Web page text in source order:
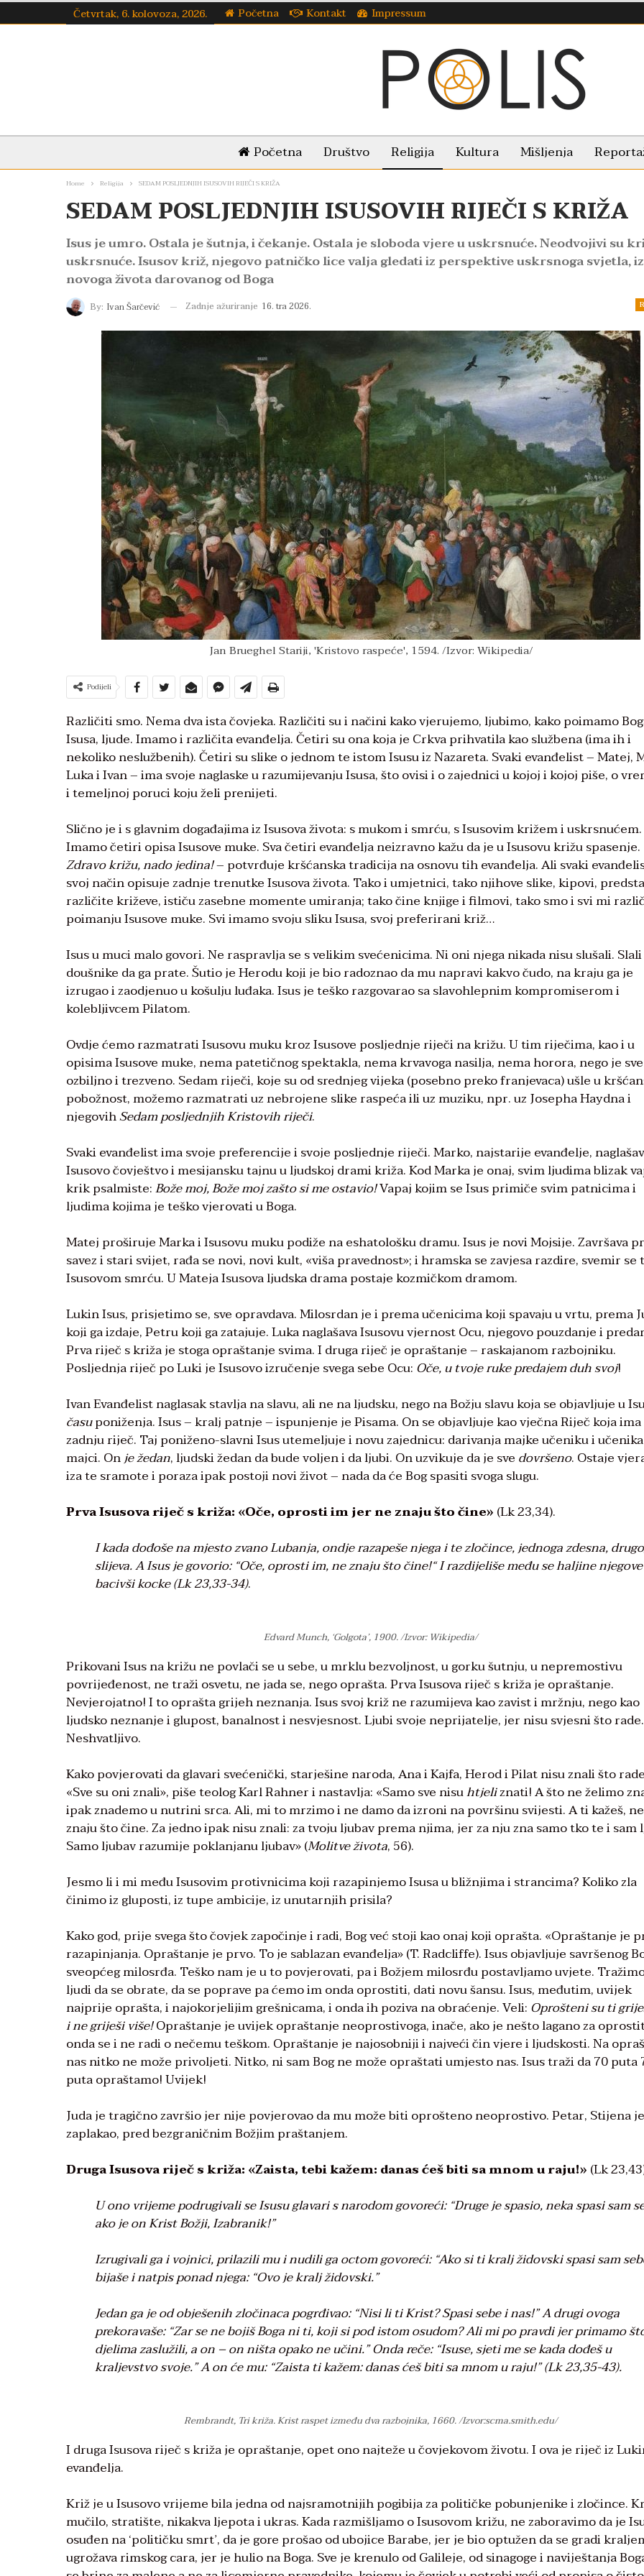
Četvrtak, 6. kolovoza, 2026. Početna Kontakt Impressum
Početna Društvo Religija Kultura Mišljenja
Home Religija SEDAM POSLJEDNJIH ISUSOVIH RIJEČI S KRIŽA
SEDAM POSLJEDNJIH ISUSOVIH RIJEČI S KRIŽA
Isus je umro. Ostala je šutnja, i čekanje. Ostala je sloboda vjere u uskrsnuće. Neodvojivi su
uskrsnuće. Isusov križ, njegovo patničko lice valja gledati iz perspektive uskrsnoga svjetla, iz
novoga života darovanog od Boga
By: Ivan Šarčević Zadnje ažuriranje 16. tra 2026.
Jan Brueghel Stariji, 'Kristovo raspeće', 1594. /Izvor: Wikipedia/
Podijeli
Različiti smo. Nema dva ista čovjeka. Različiti su i načini kako vjerujemo, ljubimo, kako poimamo
Isusa, ljude. Imamo i različita evanđelja. Četiri su ona koja je Crkva prihvatila kao službena (ima ih i
nekoliko neslužbenih). Četiri su slike o jednom te istom Isusu iz Nazareta. Svaki evanđelist – Matej,
Luka i Ivan – ima svoje naglaske u razumijevanju Isusa, što ovisi i o zajednici u kojoj i kojoj piše, o
i temeljnoj poruci koju želi prenijeti.
Slično je i s glavnim događajima iz Isusova života: s mukom i smrću, s Isusovim križem i uskrsnućem.
Imamo četiri opisa Isusove muke. Sva četiri evanđelja neizravno kažu da je u Isusovu križu spasenje.
Zdravo križu, nado jedina!– potvrđuje kršćanska tradicija na osnovu tih evanđelja. Ali svaki
svoj način opisuje zadnje trenutke Isusova života. Tako i umjetnici, tako njihove slike, kipovi,
različite križeve, ističu zasebne momente umiranja; tako čine knjige i filmovi, tako smo i svi mi
poimanju Isusove muke. Svi imamo svoju sliku Isusa, svoj preferirani križ…
Isus u muci malo govori. Ne raspravlja se s velikim svećenicima. Ni oni njega nikada nisu slušali.
doušnike da ga prate. Šutio je Herodu koji je bio radoznao da mu napravi kakvo čudo, na kraju ga je
izrugao i zaodjenuo u košulju luđaka. Isus je teško razgovarao sa slavohlepnim kompromiserom i
kolebljivcem Pilatom.
Ovdje ćemo razmatrati Isusovu muku kroz Isusove posljednje riječi na križu. U tim riječima, kao i u
opisima Isusove muke, nema patetičnog spektakla, nema krvavoga nasilja, nema horora, nego je sve
ozbiljno i trezveno. Sedam riječi, koje su od srednjeg vijeka (posebno preko franjevaca) ušle u
pobožnost, možemo razmatrati uz nebrojene slike raspeća ili uz muziku, npr. uz Josepha Haydna i
njegovihSedam posljednjih Kristovih riječi.
Svaki evanđelist ima svoje preferencije i svoje posljednje riječi. Marko, najstarije evanđelje,
Isusovo čovještvo i mesijansku tajnu u ljudskoj drami križa. Kod Marka je onaj, svim ljudima blizak
krik psalmiste:Bože moj, Bože moj zašto si me ostavio!Vapaj kojim se Isus primiče svim patnicima i
ljudima kojima je teško vjerovati u Boga.
Matej proširuje Marka i Isusovu muku podiže na eshatološku dramu. Isus je novi Mojsije. Završava
savez i stari svijet, rađa se novi, novi kult, «viša pravednost»; i hramska se zavjesa razdire, svemir se
Isusovom smrću. U Mateja Isusova ljudska drama postaje kozmičkom dramom.
Lukin Isus, prisjetimo se, sve opravdava. Milosrdan je i prema učenicima koji spavaju u vrtu, prema
koji ga izdaje, Petru koji ga zatajuje. Luka naglašava Isusovu vjernost Ocu, njegovo pouzdanje i
Prva riječ s križa je stoga opraštanje svima. I druga riječ je opraštanje – raskajanom razbojniku.
Posljednja riječ po Luki je Isusovo izručenje svega sebe Ocu: Oče, u tvoje ruke predajem duh svoj!
Ivan Evanđelist naglasak stavlja na slavu, ali ne na ljudsku, nego na Božju slavu koja se objavljuje u
časuponiženja. Isus – kralj patnje – ispunjenje je Pisama. On se objavljuje kao vječna Riječ koja ima
zadnju riječ. Taj poniženo-slavni Isus utemeljuje i novu zajednicu: darivanja majke učeniku i učenika
majci. Onje žedan, ljudski žedan da bude voljen i da ljubi. On uzvikuje da je sve dovršeno. Ostaje
iza te sramote i poraza ipak postoji novi život – nada da će Bog spasiti svoga slugu.
Prva Isusova riječ s križa: «Oče, oprosti im jer ne znaju što čine» (Lk 23,34).
I kada dođoše na mjesto zvano Lubanja, ondje razapeše njega i te zločince, jednoga zdesna,
slijeva. A Isus je govorio: “Oče, oprosti im, ne znaju što čine!“I razdijeliše među se haljine njegove
bacivši kocke (Lk 23,33-34).
Edvard Munch, ‘Golgota’, 1900. /Izvor: Wikipedia/
Prikovani Isus na križu ne povlači se u sebe, u mrklu bezvoljnost, u gorku šutnju, u nepremostivu
povrijeđenost, ne traži osvetu, ne jada se, nego oprašta. Prva Isusova riječ s križa je opraštanje.
Nevjerojatno! I to oprašta grijeh neznanja. Isus svoj križ ne razumijeva kao zavist i mržnju, nego kao
ljudsko neznanje i glupost, banalnost i nesvjesnost. Ljubi svoje neprijatelje, jer nisu svjesni što rade.
Neshvatljivo.
Kako povjerovati da glavari svećenički, starješine naroda, Ana i Kajfa, Herod i Pilat nisu znali što
«Sve su oni znali», piše teolog Karl Rahner i nastavlja: «Samo sve nisuhtjeliznati! A što ne želimo
ipak znademo u nutrini srca. Ali, mi to mrzimo i ne damo da izroni na površinu svijesti. A ti kažeš, ne
znaju što čine. Za jedno ipak nisu znali: za tvoju ljubav prema njima, jer za nju zna samo tko te i sam
Samo ljubav razumije poklanjanu ljubav» (Molitve života, 56).
Jesmo li i mi među Isusovim protivnicima koji razapinjemo Isusa u bližnjima i strancima? Koliko zla
činimo iz gluposti, iz tupe ambicije, iz unutarnjih prisila?
Kako god, prije svega što čovjek započinje i radi, Bog već stoji kao onaj koji oprašta. «Opraštanje je
razapinjanja. Opraštanje je prvo. To je sablazan evanđelja» (T. Radcliffe). Isus objavljuje savršenog
sveopćeg milosrđa. Teško nam je u to povjerovati, pa i Božjem milosrđu postavljamo uvjete.
ljudi da se obrate, da se poprave pa ćemo im onda oprostiti, dati novu šansu. Isus, međutim, uvijek
najprije oprašta, i najokorjelijim grešnicama, i onda ih poziva na obraćenje. Veli: Oprošteni su ti
i ne griješi više!Opraštanje je uvijek opraštanje neoprostivoga, inače, ako je nešto lagano za
onda se i ne radi o nečemu teškom. Opraštanje je najosobniji i najveći čin vjere i ljudskosti. Na
nas nitko ne može privoljeti. Nitko, ni sam Bog ne može opraštati umjesto nas. Isus traži da 70 puta
puta opraštamo! Uvijek!
Juda je tragično završio jer nije povjerovao da mu može biti oprošteno neoprostivo. Petar, Stijena je
zaplakao, pred bezgraničnim Božjim praštanjem.
Druga Isusova riječ s križa: «Zaista, tebi kažem: danas ćeš biti sa mnom u raju!» (Lk
U ono vrijeme podrugivali se Isusu glavari s narodom govoreći: “Druge je spasio, neka spasi sam
ako je on Krist Božji, Izabranik!”
Izrugivali ga i vojnici, prilazili mu i nudili ga octom govoreći: “Ako si ti kralj židovski spasi sam
bijaše i natpis ponad njega: “Ovo je kralj židovski.”
Jedan ga je od obješenih zločinaca pogrđivao: “Nisi li ti Krist? Spasi sebe i nas!” A drugi ovoga
prekoravaše: “Zar se ne bojiš Boga ni ti, koji si pod istom osudom? Ali mi po pravdi jer primamo
djelima zaslužili, a on – on ništa opako ne učini.” Onda reče: “Isuse, sjeti me se kada dođeš u
kraljevstvo svoje.” A on će mu: “Zaista ti kažem: danas ćeš biti sa mnom u raju!” (Lk 23,35-43).
Rembrandt, Tri križa. Krist raspet između dva razbojnika, 1660. /Izvor:scma.smith.edu/
I druga Isusova riječ s križa je opraštanje, opet ono najteže u čovjekovom životu. I ova je riječ iz
evanđelja.
Križ je u Isusovo vrijeme bila jedna od najsramotnijih pogibija za političke pobunjenike i zločince.
mučilo, stratište, nikakva ljepota i ukras. Kada razmišljamo o Isusovom križu, ne zaboravimo da je
osuđen na ‘političku smrt’, da je gore prošao od ubojice Barabe, jer je bio optužen da se gradi
ugrožava rimskog cara, jer je hulio na Boga. Sve je krenulo od Galileje, od sinagoge i naviještanja